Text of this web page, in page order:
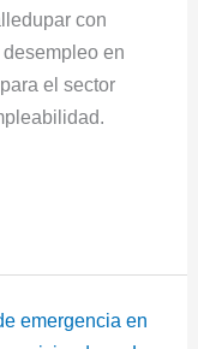
con
en
el sector